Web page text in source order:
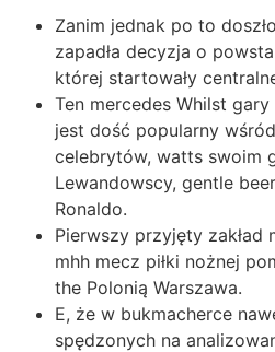
Zanim jednak po to
zapadła decyzja o
której startowały
Ten mercedes Whilst
jest dość popularny
celebrytów, watts swoim
Lewandowscy, gentle
Ronaldo.
Pierwszy przyjęty zakład
mhh mecz piłki nożnej
the Polonią Warszawa.
E, że w bukmacherce
spędzonych na